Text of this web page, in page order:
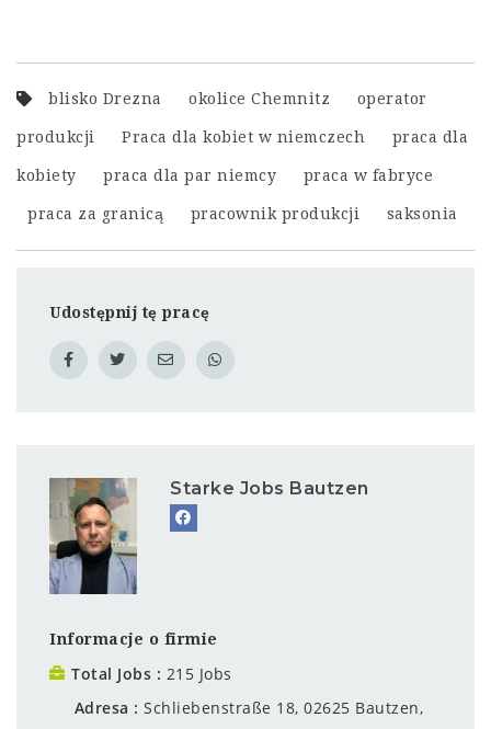
blisko Drezna okolice Chemnitz operator
produkcji Praca dla kobiet w niemczech praca dla
kobiety praca dla par niemcy praca w fabryce
praca za granicą pracownik produkcji saksonia
Udostępnij tę pracę
Starke Jobs Bautzen
Informacje o firmie
Total Jobs
215 Jobs
Adresa
Schliebenstraße 18, 02625 Bautzen,